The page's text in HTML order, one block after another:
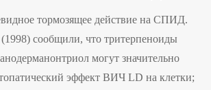
тормозящее действие на СПИД.
сообщили, что тритерпеноиды
могут значительно
эффект ВИЧ LD на клетки;